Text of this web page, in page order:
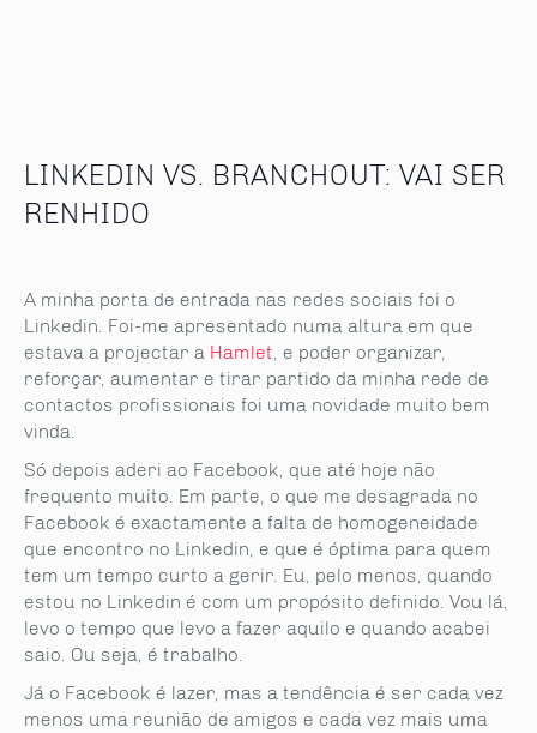
LINKEDIN VS. BRANCHOUT: VAI SER
RENHIDO
A minha porta de entrada nas redes sociais foi o
Linkedin. Foi-me apresentado numa altura em que
estava a projectar a Hamlet, e poder organizar,
reforçar, aumentar e tirar partido da minha rede de
contactos profissionais foi uma novidade muito bem
vinda.
Só depois aderi ao Facebook, que até hoje não
frequento muito. Em parte, o que me desagrada no
Facebook é exactamente a falta de homogeneidade
que encontro no Linkedin, e que é óptima para quem
tem um tempo curto a gerir. Eu, pelo menos, quando
estou no Linkedin é com um propósito definido. Vou lá,
levo o tempo que levo a fazer aquilo e quando acabei
saio. Ou seja, é trabalho.
Já o Facebook é lazer, mas a tendência é ser cada vez
menos uma reunião de amigos e cada vez mais uma